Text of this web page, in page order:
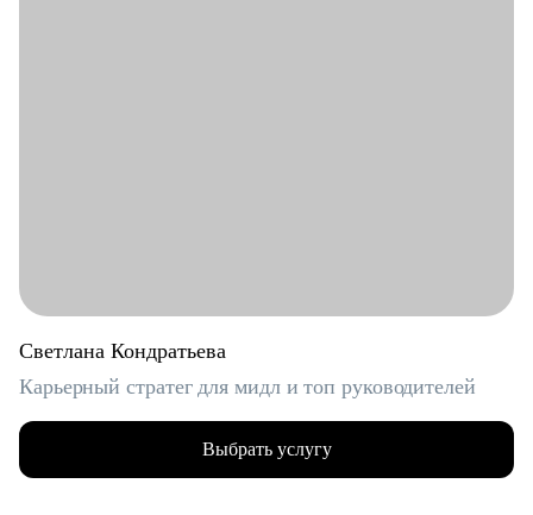
Светлана Кондратьева
Карьерный стратег для мидл и топ руководителей
Выбрать услугу